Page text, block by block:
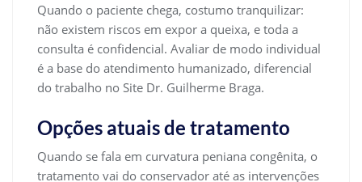
Quando o paciente chega, costumo tranquilizar:
não existem riscos em expor a queixa, e toda a
consulta é confidencial. Avaliar de modo individual
é a base do atendimento humanizado, diferencial
do trabalho no Site Dr. Guilherme Braga.
Opções atuais de tratamento
Quando se fala em curvatura peniana congênita, o
tratamento vai do conservador até as intervenções